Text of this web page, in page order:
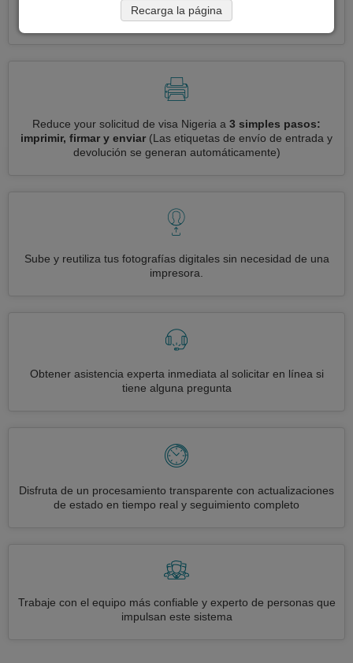
Solicite varias visas a la vezautomáticamente, sin necesidad
de ingresar información repetitiva
Reduce your solicitud de visa Nigeria a 3 simples pasos:
imprimir, firmar y enviar (Las etiquetas de envío de entrada y
devolución se generan automáticamente)
Sube y reutiliza tus fotografías digitales sin necesidad de una
impresora.
Obtener asistencia experta inmediata al solicitar en línea si
tiene alguna pregunta
Disfruta de un procesamiento transparente con actualizaciones
de estado en tiempo real y seguimiento completo
Trabaje con el equipo más confiable y experto de personas que
impulsan este sistema
Recarga la página